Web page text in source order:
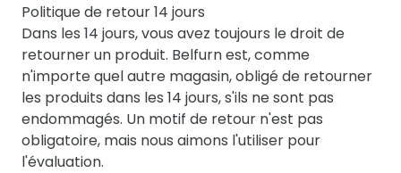
Politique de retour 14 jours
Dans les 14 jours, vous avez toujours le droit de
retourner un produit. Belfurn est, comme
n'importe quel autre magasin, obligé de retourner
les produits dans les 14 jours, s'ils ne sont pas
endommagés. Un motif de retour n'est pas
obligatoire, mais nous aimons l'utiliser pour
l'évaluation.